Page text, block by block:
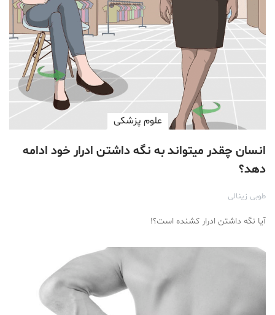
علوم پزشكی
انسان چقدر میتواند به نگه داشتن ادرار خود ادامه
دهد؟
طوبی زینالی
آیا نگه داشتن ادرار کشنده است؟!